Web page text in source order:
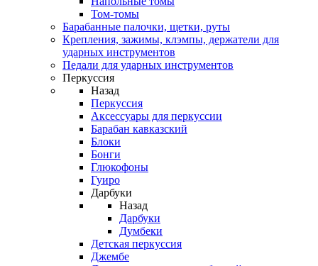
Том-томы
Барабанные палочки, щетки, руты
Крепления, зажимы, клэмпы, держатели для
ударных инструментов
Педали для ударных инструментов
Перкуссия
Назад
Перкуссия
Аксессуары для перкуссии
Барабан кавказский
Блоки
Бонги
Глюкофоны
Гуиро
Дарбуки
Назад
Дарбуки
Думбеки
Детская перкуссия
Джембе